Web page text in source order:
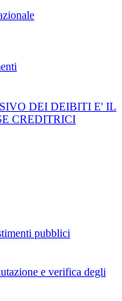
DEI DEIBITI E' IL
CREDITRICI
pubblici
e verifica degli